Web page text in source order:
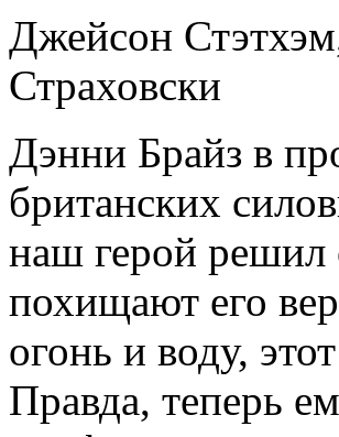
Джейсон
Страховски
Дэнни Брайз в
британских
наш герой решил
похищают его
огонь и воду,
Правда, теперь